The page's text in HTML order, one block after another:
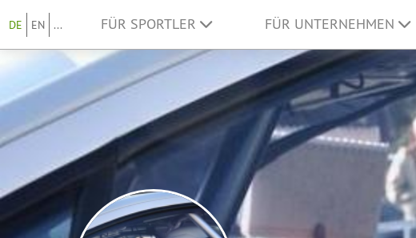
DE EN ... FÜR SPORTLER FÜR UNTERNEHMEN